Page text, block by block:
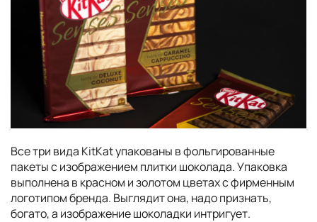
Все три вида KitKat упакованы в фольгированные
пакеты с изображением плитки шоколада. Упаковка
выполнена в красном и золотом цветах с фирменным
логотипом бренда. Выглядит она, надо признать,
богато, а изображение шоколадки интригует.